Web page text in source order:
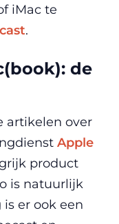
iMac te
.
de
artikelen over
Apple
product
is natuurlijk
er ook een